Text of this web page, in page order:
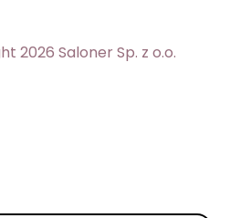
2026 Saloner Sp. z o.o.